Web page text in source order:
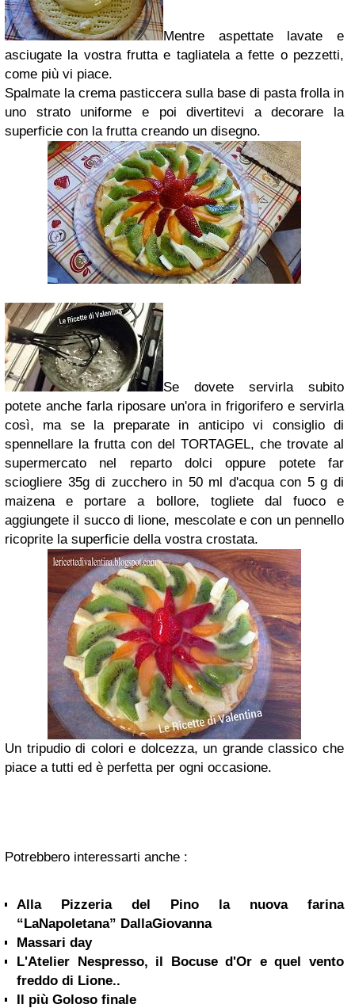
Mentre aspettate lavate e
asciugate la vostra frutta e tagliatela a fette o pezzetti,
come più vi piace.
Spalmate la crema pasticcera sulla base di pasta frolla in
uno strato uniforme e poi divertitevi a decorare la
superficie con la frutta creando un disegno.
Se dovete servirla subito
potete anche farla riposare un'ora in frigorifero e servirla
così, ma se la preparate in anticipo vi consiglio di
spennellare la frutta con del TORTAGEL, che trovate al
supermercato nel reparto dolci oppure potete far
sciogliere 35g di zucchero in 50 ml d'acqua con 5 g di
maizena e portare a bollore, togliete dal fuoco e
aggiungete il succo di lione, mescolate e con un pennello
ricoprite la superficie della vostra crostata.
Un tripudio di colori e dolcezza, un grande classico che
piace a tutti ed è perfetta per ogni occasione.
Potrebbero interessarti anche :
Alla Pizzeria del Pino la nuova farina
“LaNapoletana” DallaGiovanna
Massari day
L'Atelier Nespresso, il Bocuse d'Or e quel vento
freddo di Lione..
Il più Goloso finale